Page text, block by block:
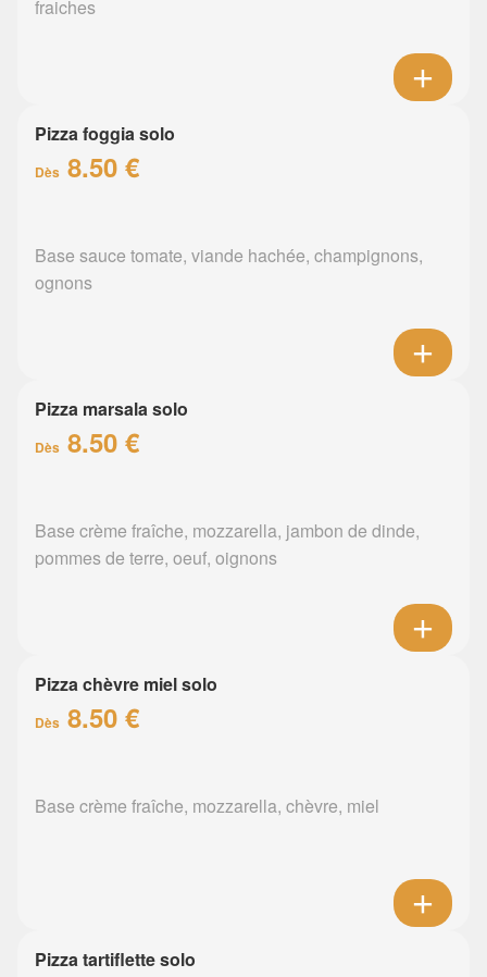
fraiches
Pizza foggia solo
Dès 8.50 €
Base sauce tomate, viande hachée, champignons,
ognons
Pizza marsala solo
Dès 8.50 €
Base crème fraîche, mozzarella, jambon de dinde,
pommes de terre, oeuf, oignons
Pizza chèvre miel solo
Dès 8.50 €
Base crème fraîche, mozzarella, chèvre, miel
Pizza tartiflette solo